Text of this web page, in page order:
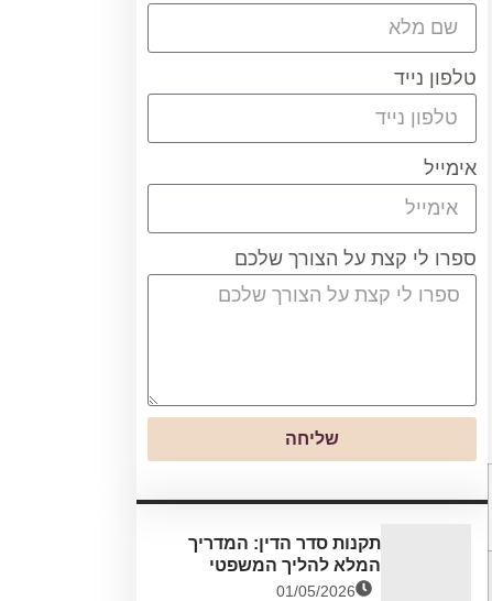
טלפון נייד
אימייל
ספרו לי קצת על הצורך שלכם
שליחה
תקנות סדר הדין: המדריך
המלא להליך המשפטי
01/05/2026